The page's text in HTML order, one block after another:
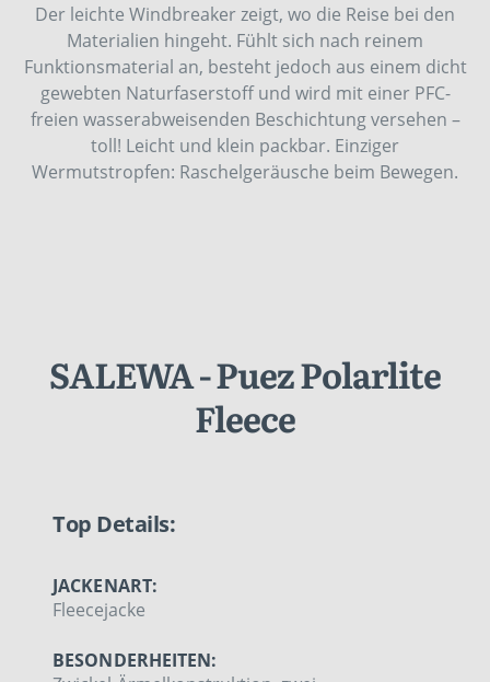
Der leichte Windbreaker zeigt, wo die Reise bei den
Materialien hingeht. Fühlt sich nach reinem
Funktionsmaterial an, besteht jedoch aus einem dicht
gewebten Naturfaserstoff und wird mit einer PFC-
freien wasserabweisenden Beschichtung versehen –
toll! Leicht und klein packbar. Einziger
Wermutstropfen: Raschelgeräusche beim Bewegen.
SALEWA - Puez Polarlite
Fleece
Top Details:
JACKENART:
Fleecejacke
BESONDERHEITEN: